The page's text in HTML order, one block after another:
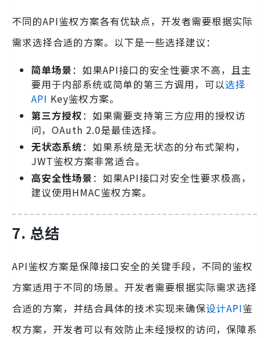
不同的API鉴权方案各有优缺点，开发者需要根据实际
需求选择合适的方案。以下是一些选择建议：
简单场景：如果API接口的安全性要求不高，且主
要用于内部系统或简单的第三方调用，可以选择
API Key鉴权方案。
第三方授权：如果需要支持第三方应用的授权访
问，OAuth 2.0是最佳选择。
无状态系统：如果系统是无状态的分布式架构，
JWT鉴权方案非常适合。
高安全性场景：如果API接口对安全性要求极高，
建议使用HMAC鉴权方案。
7. 总结
API鉴权方案是保障接口安全的关键手段，不同的鉴权
方案适用于不同的场景。开发者需要根据实际需求选择
合适的方案，并结合具体的技术实现来确保设计API鉴
权方案，开发者可以有效防止未经授权的访问，保障系